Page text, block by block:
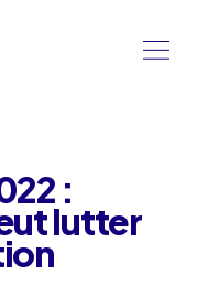
:
lutter